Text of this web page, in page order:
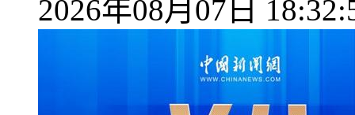
2026年08月07日